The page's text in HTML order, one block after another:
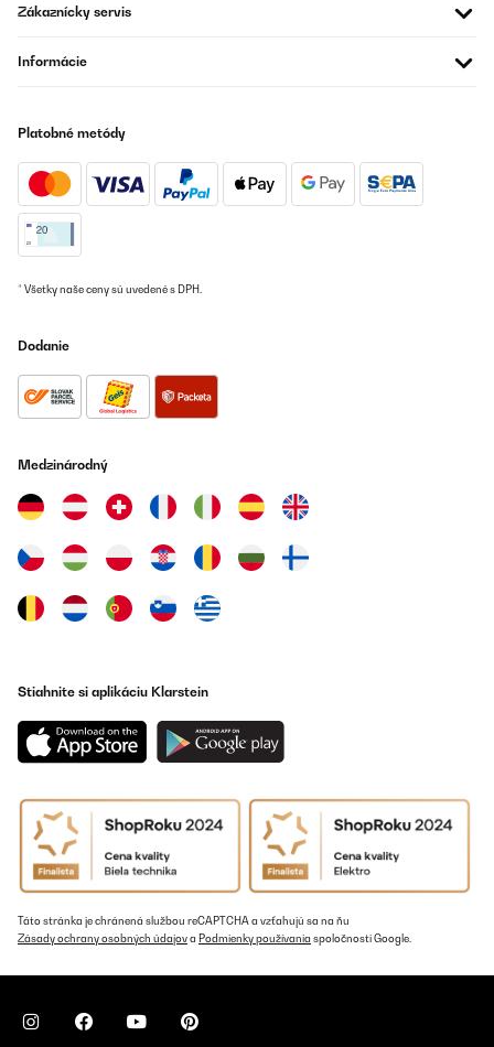
Zákaznícky servis
Informácie
Platobné metódy
* Všetky naše ceny sú uvedené s DPH.
Dodanie
Medzinárodný
Stiahnite si aplikáciu Klarstein
Táto stránka je chránená službou reCAPTCHA a vzťahujú sa na ňu
Zásady ochrany osobných údajova Podmienky používania spoločnosti Google.